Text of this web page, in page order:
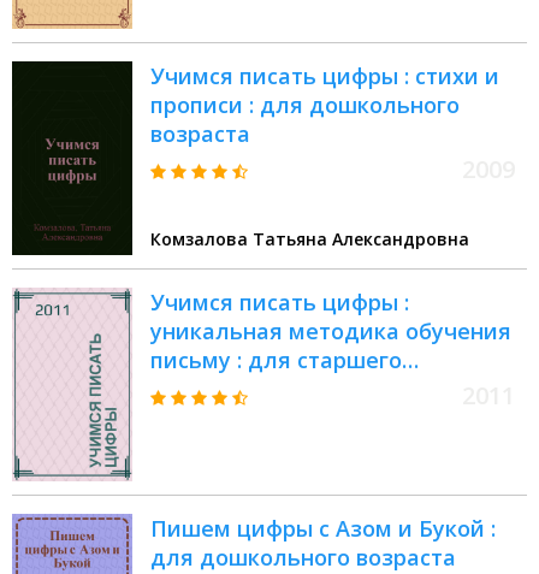
Учимся писать цифры : стихи и
прописи : для дошкольного
возраста
Комзалова Татьяна Александровна
Учимся писать цифры :
уникальная методика обучения
письму : для старшего
дошкольного возраста
Пишем цифры с Азом и Букой :
для дошкольного возраста